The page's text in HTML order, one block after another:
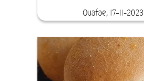
Ouafae, 17-11-2023